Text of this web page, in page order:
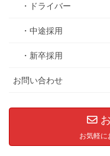
・ドライバー
・中途採用
・新卒採用
お問い合わせ
お気軽に